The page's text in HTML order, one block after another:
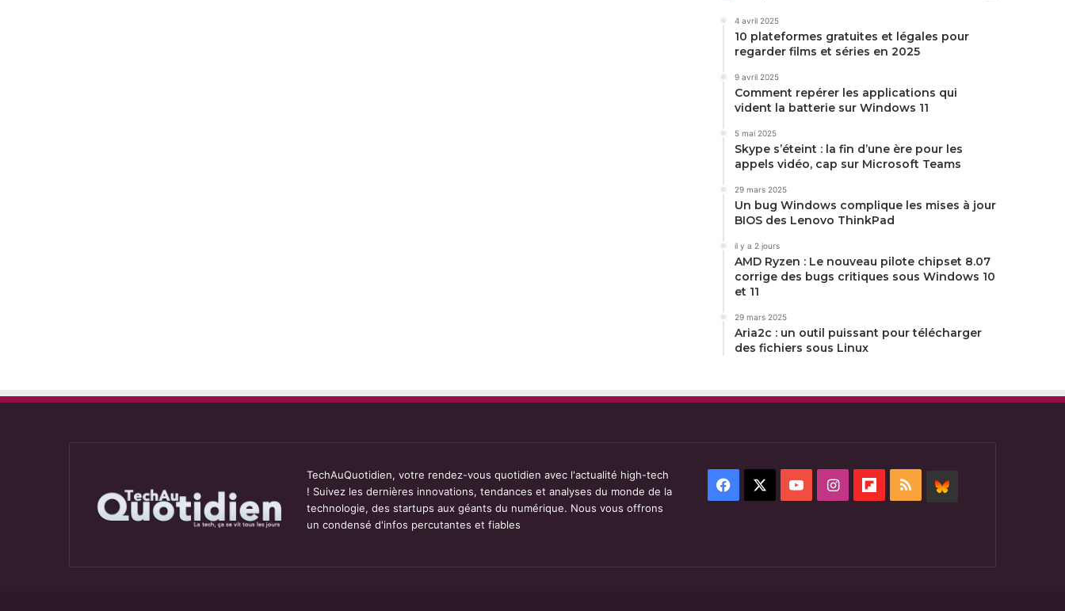
4 avril 2025
10 plateformes gratuites et légales pour
regarder films et séries en 2025
9 avril 2025
Comment repérer les applications qui
vident la batterie sur Windows 11
5 mai 2025
Skype s’éteint : la fin d’une ère pour les
appels vidéo, cap sur Microsoft Teams
29 mars 2025
Un bug Windows complique les mises à jour
BIOS des Lenovo ThinkPad
il y a 2 jours
AMD Ryzen : Le nouveau pilote chipset 8.07
corrige des bugs critiques sous Windows 10
et 11
29 mars 2025
Aria2c : un outil puissant pour télécharger
des fichiers sous Linux
TechAuQuotidien, votre rendez-vous quotidien avec l'actualité high-tech
! Suivez les dernières innovations, tendances et analyses du monde de la
technologie, des startups aux géants du numérique. Nous vous offrons
un condensé d'infos percutantes et fiables
Facebook YouTubeInstagramFlipboard
RSS